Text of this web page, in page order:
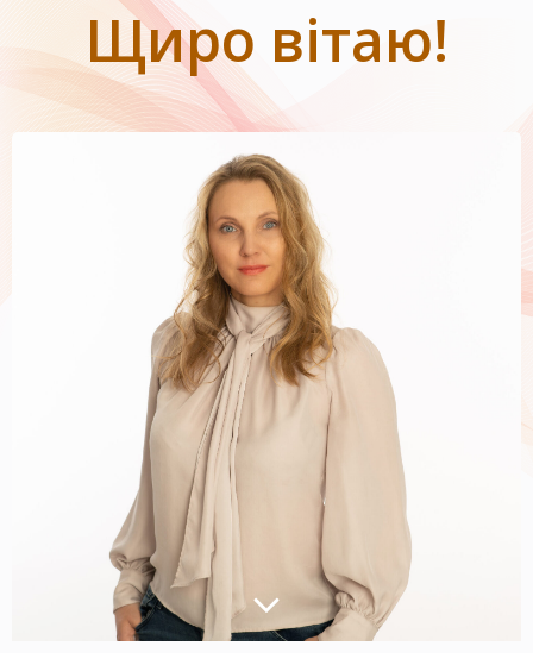
Щиро вітаю!